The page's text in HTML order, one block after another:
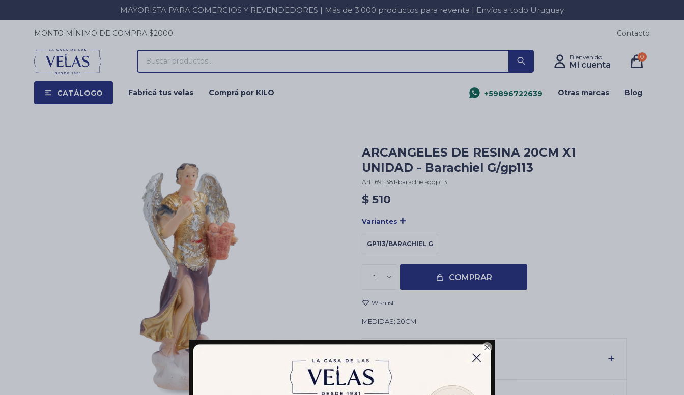

MAYORISTA PARA COMERCIOS Y REVENDEDORES | Más de 3.000 productos para reventa | Envíos a todo Uruguay
CATÁLOGO Fabricá tus velas Comprá por KILO +59896722639 Otras marcas Blog
0
MONTO MÍNIMO DE COMPRA $2000 Contacto
ARCANGELES DE RESINA 20CM X1
UNIDAD - Barachiel G/gp113
6911381-barachiel-ggp113
$ 510
Variantes
GP113/BARACHIEL G
1 COMPRAR
MEDIDAS: 20CM
Envíos